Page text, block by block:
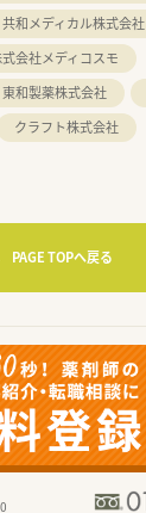
共和メディカル株式会社
会社メディコスモ
東和製薬株式会社
クラフト株式会社
PAGE TOPへ戻る